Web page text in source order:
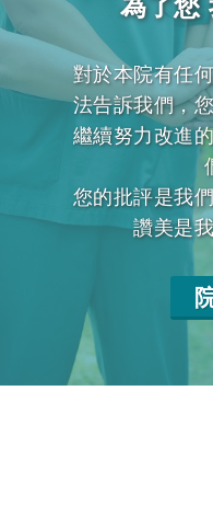
為了您
對於本院有任
法告訴我們，
繼續努力改進
您的批評是我
讚美是